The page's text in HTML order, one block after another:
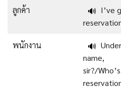
ลูกค้า 🔊 I’ve
พนักงาน 🔊
name,
sir?/